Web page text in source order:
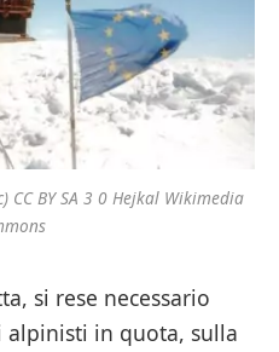
CC BY SA 3 0 Hejkal Wikimedia
si rese necessario
in quota, sulla